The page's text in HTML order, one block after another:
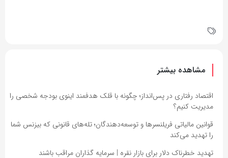
مشاهده بیشتر
اقتصاد رفتاری در پس‌انداز؛ چگونه با قلک هدفمند اینوی بودجه شخصی را
مدیریت کنیم؟
قوانین مالیاتی فریلنسرها و توسعه‌دهندگان؛ تله‌های قانونی که بیزنس شما
را تهدید می‌کند
تهدید خطرناک دلار برای بازار نقره | سرمایه گذاران مراقب باشند